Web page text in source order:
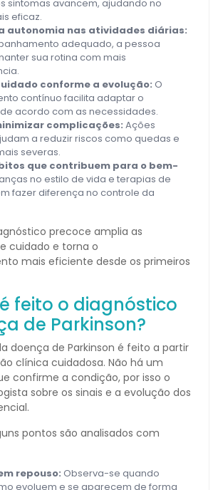
sintomas avancem, ajudando no
eficaz.
autonomia nas atividades diárias:
adequado, a pessoa
sua rotina com mais
conforme a evolução: O
contínuo facilita adaptar o
acordo com as necessidades.
complicações: Ações
a reduzir riscos como quedas e
severas.
que contribuem para o bem-
no estilo de vida e terapias de
fazer diferença no controle da
precoce amplia as
cuidado e torna o
mais eficiente desde os primeiros
feito o diagnóstico
de Parkinson?
doença de Parkinson é feito a partir
clínica cuidadosa. Não há um
confirme a condição, por isso o
sobre os sinais e a evolução dos
pontos são analisados com
repouso: Observa-se quando
evoluem e se aparecem de forma